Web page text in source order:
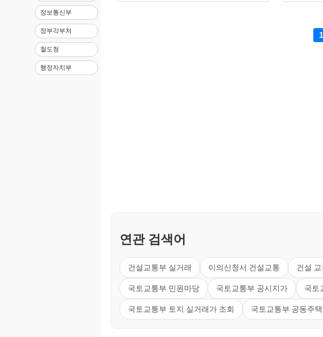
정보통신부
정부각부처
철도청
행정자치부
1
연관 검색어
건설교통부 실거래 이의신청서 건설교통 건설 교
국토교통부 민원마당 국토교통부 공시지가 국토
국토교통부 토지 실거래가 조회 국토교통부 공동주